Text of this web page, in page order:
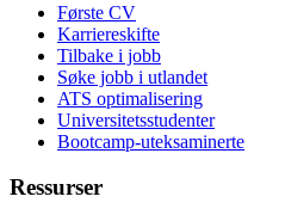
Første CV
Karriereskifte
Tilbake i jobb
Søke jobb i utlandet
ATS optimalisering
Universitetsstudenter
Bootcamp-uteksaminerte
Ressurser